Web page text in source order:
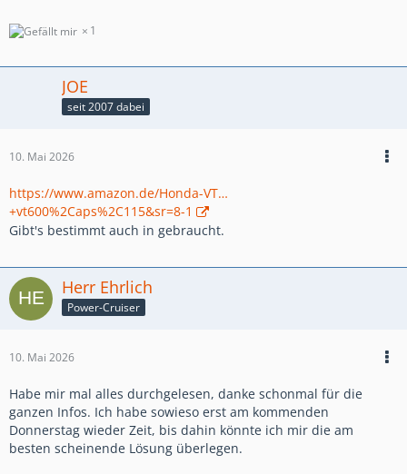
1
JOE
seit 2007 dabei
10. Mai 2026
https://www.amazon.de/Honda-VT…
+vt600%2Caps%2C115&sr=8-1
Gibt's bestimmt auch in gebraucht.
Herr Ehrlich
Power-Cruiser
10. Mai 2026
Habe mir mal alles durchgelesen, danke schonmal für die
ganzen Infos. Ich habe sowieso erst am kommenden
Donnerstag wieder Zeit, bis dahin könnte ich mir die am
besten scheinende Lösung überlegen.